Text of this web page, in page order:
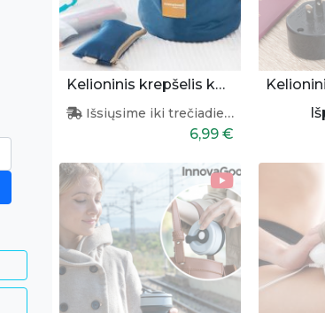
Kelioninis krepšelis kosmetikai
Išsiųsime iki trečiadienio
6,99 €